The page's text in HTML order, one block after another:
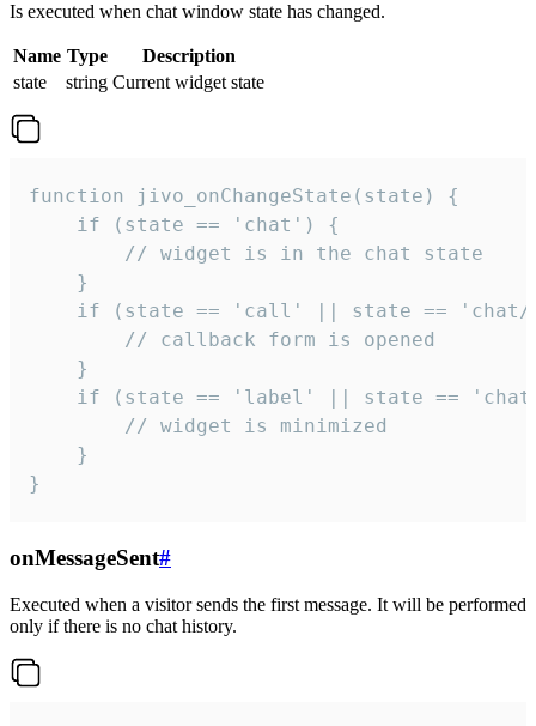
Is executed when chat window state has changed.
Name Type
Description
state
string Current widget state
function jivo_onChangeState(state) {
    if (state == 'chat') {
        // widget is in the chat state
    }
if (state == 'call' || state ==
        // callback form is opened
    }
if (state == 'label' || state ==
        // widget is minimized
    }
}
onMessageSent#
Executed when a visitor sends the first message. It will be performed
only if there is no chat history.